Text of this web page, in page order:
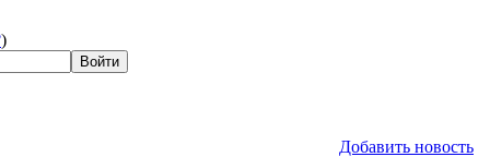
)
Добавить новость